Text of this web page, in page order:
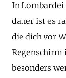
In Lombardei
daher ist es
die dich vor
Regenschirm
besonders